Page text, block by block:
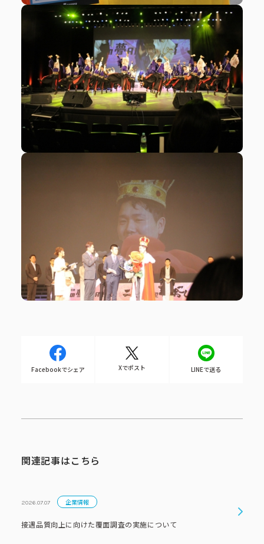
Facebookでシェア Xでポスト LINEで送る
関連記事はこちら
2026.07.07 企業情報
接遇品質向上に向けた覆面調査の実施について